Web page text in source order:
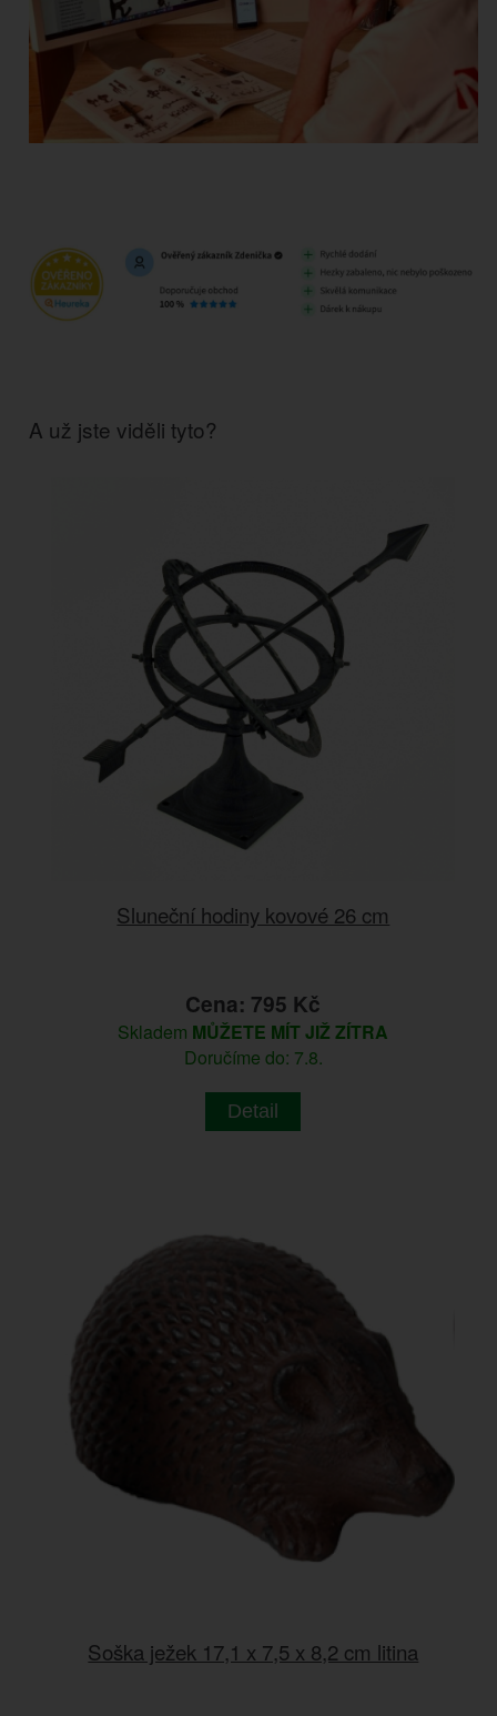
A už jste viděli tyto?
Sluneční hodiny kovové 26 cm
Cena: 795 Kč
Skladem MŮŽETE MÍT JIŽ ZÍTRA
Doručíme do: 7.8.
Detail
Soška ježek 17,1 x 7,5 x 8,2 cm litina